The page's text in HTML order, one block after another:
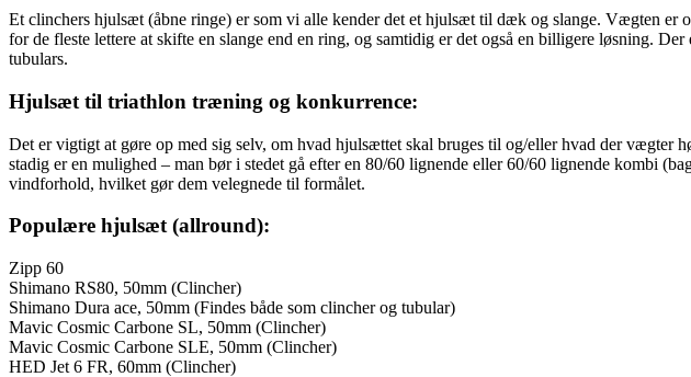
Et clinchers hjulsæt (åbne ringe) er som vi alle kender det et hjulsæt til dæk og slange. Vægten er
for de fleste lettere at skifte en slange end en ring, og samtidig er det også en billigere løsning.
tubulars.
Hjulsæt til triathlon træning og konkurrence:
Det er vigtigt at gøre op med sig selv, om hvad hjulsættet skal bruges til og/eller hvad der vægter
stadig er en mulighed – man bør i stedet gå efter en 80/60 lignende eller 60/60 lignende kombi
vindforhold, hvilket gør dem velegnede til formålet.
Populære hjulsæt (allround):
Zipp 60
Shimano RS80, 50mm (Clincher)
Shimano Dura ace, 50mm (Findes både som clincher og tubular)
Mavic Cosmic Carbone SL, 50mm (Clincher)
Mavic Cosmic Carbone SLE, 50mm (Clincher)
HED Jet 6 FR, 60mm (Clincher)